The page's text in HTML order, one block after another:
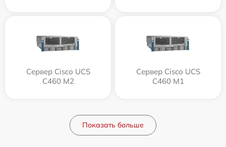
Сервер Cisco UCS
C460 M2
Сервер Cisco UCS
C460 M1
Показать больше